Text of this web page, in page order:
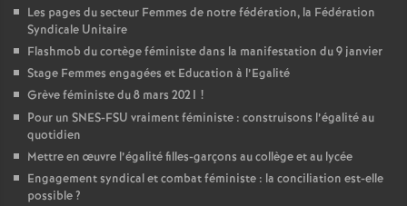
Les pages du secteur Femmes de notre fédération, la Fédération
Syndicale Unitaire
Flashmob du cortège féministe dans la manifestation du 9 janvier
Stage Femmes engagées et Education à l’Egalité
Grève féministe du 8 mars 2021 !
Pour un SNES-FSU vraiment féministe : construisons l’égalité au
quotidien
Mettre en œuvre l’égalité filles-garçons au collège et au lycée
Engagement syndical et combat féministe : la conciliation est-elle
possible?